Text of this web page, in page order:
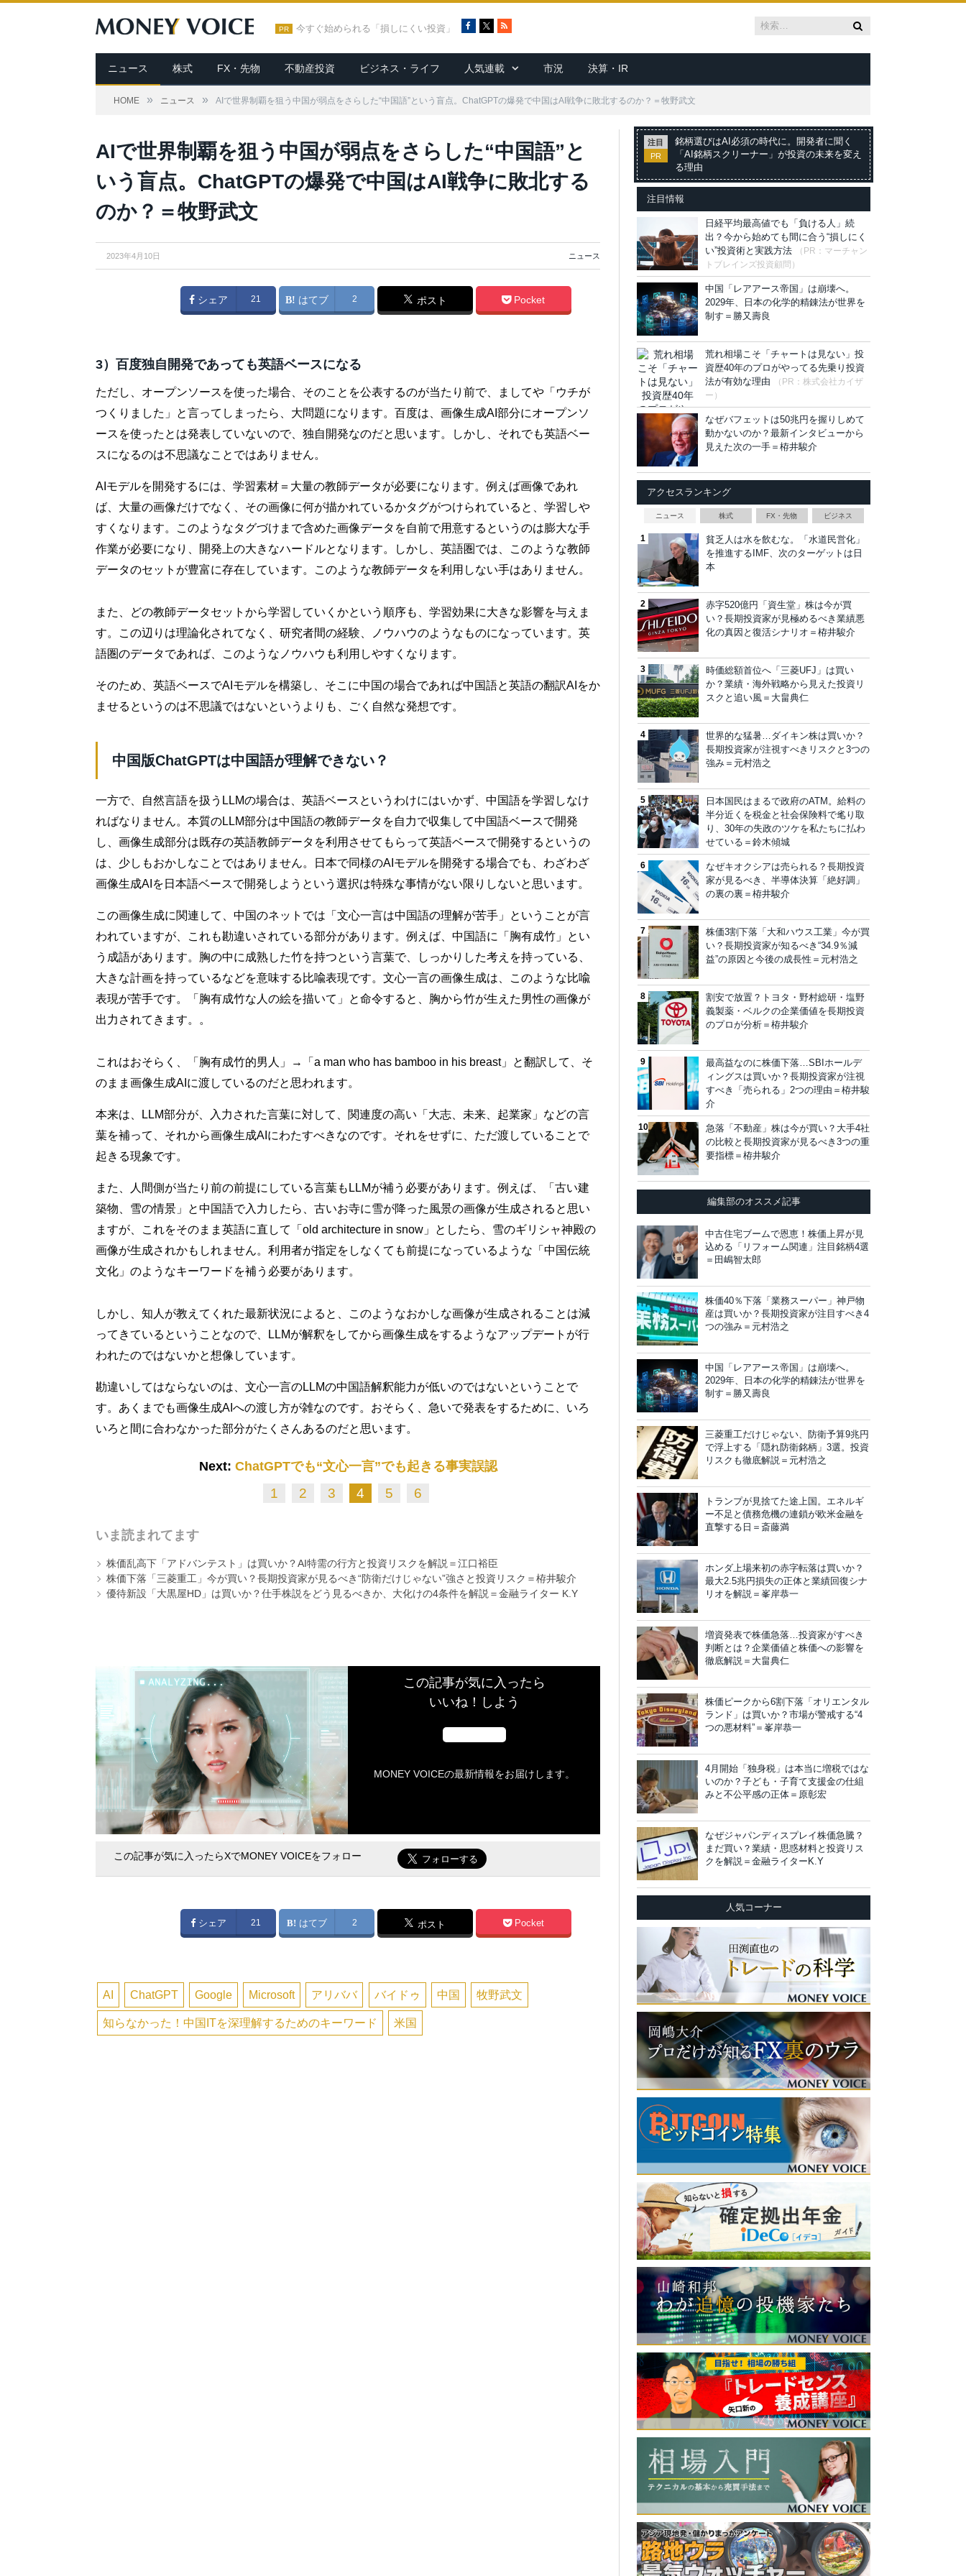
PR 今すぐ始められる「損しにくい投資」
c
e
b
o
R
S
ニュース 株式 FX・先物 不動産投資 ビジネス・ライフ 人気連載 市況 決算・IR
HOME » ニュース » AIで世界制覇を狙う中国が弱点をさらした“中国語”という盲点。ChatGPTの爆発で中国はAI戦争に敗北するのか？＝牧野武文
AIで世界制覇を狙う中国が弱点をさらした“中国語”と
いう盲点。ChatGPTの爆発で中国はAI戦争に敗北する
のか？＝牧野武文
2023年4月10日 ニュース
シェア 21 はてブ 2 ポスト Pocket
3）百度独自開発であっても英語ベースになる
ただし、オープンソースを使った場合、そのことを公表するのが当たり前で、ましてや「ウチが
つくりました」と言ってしまったら、大問題になります。百度は、画像生成AI部分にオープンソ
ースを使ったとは発表していないので、独自開発なのだと思います。しかし、それでも英語ベー
スになるのは不思議なことではありません。
AIモデルを開発するには、学習素材＝大量の教師データが必要になります。例えば画像であれ
ば、大量の画像だけでなく、その画像に何が描かれているかタグがつけられていると、学習しや
すくなります。このようなタグづけまで含めた画像データを自前で用意するというのは膨大な手
作業が必要になり、開発上の大きなハードルとなります。しかし、英語圏では、このような教師
データのセットが豊富に存在しています。このような教師データを利用しない手はありません。
また、どの教師データセットから学習していくかという順序も、学習効果に大きな影響を与えま
す。この辺りは理論化されてなく、研究者間の経験、ノウハウのようなものになっています。英
語圏のデータであれば、このようなノウハウも利用しやすくなります。
そのため、英語ベースでAIモデルを構築し、そこに中国の場合であれば中国語と英語の翻訳AIをか
ませるというのは不思議ではないというよりも、ごく自然な発想です。
中国版ChatGPTは中国語が理解できない？
一方で、自然言語を扱うLLMの場合は、英語ベースというわけにはいかず、中国語を学習しなけ
ればなりません。本質のLLM部分は中国語の教師データを自力で収集して中国語ベースで開発
し、画像生成部分は既存の英語教師データを利用させてもらって英語ベースで開発するというの
は、少しもおかしなことではありません。日本で同様のAIモデルを開発する場合でも、わざわざ
画像生成AIを日本語ベースで開発しようという選択は特殊な事情がない限りしないと思います。
この画像生成に関連して、中国のネットでは「文心一言は中国語の理解が苦手」ということが言
われていますが、これも勘違いされている部分があります。例えば、中国語に「胸有成竹」とい
う成語があります。胸の中に成熟した竹を持つという言葉で、しっかりした考えを持っている、
大きな計画を持っているなどを意味する比喩表現です。文心一言の画像生成は、このような比喩
表現が苦手です。「胸有成竹な人の絵を描いて」と命令すると、胸から竹が生えた男性の画像が
出力されてきます。。
これはおそらく、「胸有成竹的男人」→「a man who has bamboo in his breast」と翻訳して、そ
のまま画像生成AIに渡しているのだと思われます。
本来は、LLM部分が、入力された言葉に対して、関連度の高い「大志、未来、起業家」などの言
葉を補って、それから画像生成AIにわたすべきなのです。それをせずに、ただ渡していることで
起きる現象です。
また、人間側が当たり前の前提にしている言葉もLLMが補う必要があります。例えば、「古い建
築物、雪の情景」と中国語で入力したら、古いお寺に雪が降った風景の画像が生成されると思い
ますが、これをそのまま英語に直して「old architecture in snow」としたら、雪のギリシャ神殿の
画像が生成されかもしれません。利用者が指定をしなくても前提になっているような「中国伝統
文化」のようなキーワードを補う必要があります。
しかし、知人が教えてくれた最新状況によると、このようなおかしな画像が生成されることは減
ってきているということなので、LLMが解釈をしてから画像生成をするようなアップデートが行
われたのではないかと想像しています。
勘違いしてはならないのは、文心一言のLLMの中国語解釈能力が低いのではないということで
す。あくまでも画像生成AIへの渡し方が雑なのです。おそらく、急いで発表をするために、いろ
いろと間に合わなかった部分がたくさんあるのだと思います。
Next: ChatGPTでも“文心一言”でも起きる事実誤認
1 2 3 4 5 6
いま読まれてます
株価乱高下「アドバンテスト」は買いか？AI特需の行方と投資リスクを解説＝江口裕臣
株価下落「三菱重工」今が買い？長期投資家が見るべき“防衛だけじゃない”強さと投資リスク＝栫井駿介
優待新設「大黒屋HD」は買いか？仕手株説をどう見るべきか、大化けの4条件を解説＝金融ライター K.Y
この記事が気に入ったら
いいね！しよう
MONEY VOICEの最新情報をお届けします。
この記事が気に入ったらXでMONEY VOICEをフォロー
シェア 21 はてブ 2 ポスト Pocket
AI ChatGPT Google Microsoft アリババ バイドゥ 中国 牧野武文
知らなかった！中国ITを深理解するためのキーワード 米国
注目
PR
銘柄選びはAI必須の時代に。開発者に聞く
「AI銘柄スクリーナー」が投資の未来を変え
る理由
注目情報
日経平均最高値でも「負ける人」続
出？今から始めても間に合う“損しにく
い”投資術と実践方法
（PR：マーチャン
トブレインズ投資顧問）
中国「レアアース帝国」は崩壊へ。
2029年、日本の化学的精錬法が世界を
制す＝勝又壽良
荒れ相場こそ「チャートは見ない」投
資歴40年のプロがやってる先乗り投資
法が有効な理由
（PR：株式会社カイザ
ー）
なぜバフェットは50兆円を握りしめて
動かないのか？最新インタビューから
見えた次の一手＝栫井駿介
アクセスランキング
ニュース 株式 FX・先物 ビジネス
貧乏人は水を飲むな。「水道民営化」
を推進するIMF、次のターゲットは日
本
赤字520億円「資生堂」株は今が買
い？長期投資家が見極めるべき業績悪
化の真因と復活シナリオ＝栫井駿介
時価総額首位へ「三菱UFJ」は買い
か？業績・海外戦略から見えた投資リ
スクと追い風＝大畠典仁
世界的な猛暑…ダイキン株は買いか？
長期投資家が注視すべきリスクと3つの
強み＝元村浩之
日本国民はまるで政府のATM。給料の
半分近くを税金と社会保険料で毟り取
り、30年の失政のツケを私たちに払わ
せている＝鈴木傾城
なぜキオクシアは売られる？長期投資
家が見るべき、半導体決算「絶好調」
の裏の裏＝栫井駿介
株価3割下落「大和ハウス工業」今が買
い？長期投資家が知るべき“34.9％減
益”の原因と今後の成長性＝元村浩之
割安で放置？トヨタ・野村総研・塩野
義製薬・ベルクの企業価値を長期投資
のプロが分析＝栫井駿介
最高益なのに株価下落…SBIホールデ
ィングスは買いか？長期投資家が注視
すべき「売られる」2つの理由＝栫井駿
介
急落「不動産」株は今が買い？大手4社
の比較と長期投資家が見るべき3つの重
要指標＝栫井駿介
編集部のオススメ記事
中古住宅ブームで恩恵！株価上昇が見
込める「リフォーム関連」注目銘柄4選
＝田嶋智太郎
株価40％下落「業務スーパー」神戸物
産は買いか？長期投資家が注目すべき4
つの強み＝元村浩之
中国「レアアース帝国」は崩壊へ。
2029年、日本の化学的精錬法が世界を
制す＝勝又壽良
三菱重工だけじゃない、防衛予算9兆円
で浮上する「隠れ防衛銘柄」3選。投資
リスクも徹底解説＝元村浩之
トランプが見捨てた途上国。エネルギ
ー不足と債務危機の連鎖が欧米金融を
直撃する日＝斎藤満
ホンダ上場来初の赤字転落は買いか？
最大2.5兆円損失の正体と業績回復シナ
リオを解説＝峯岸恭一
増資発表で株価急落…投資家がすべき
判断とは？企業価値と株価への影響を
徹底解説＝大畠典仁
株価ピークから6割下落「オリエンタル
ランド」は買いか？市場が警戒する“4
つの悪材料”＝峯岸恭一
4月開始「独身税」は本当に増税ではな
いのか？子ども・子育て支援金の仕組
みと不公平感の正体＝原彰宏
なぜジャパンディスプレイ株価急騰？
まだ買い？業績・思惑材料と投資リス
クを解説＝金融ライターK.Y
人気コーナー